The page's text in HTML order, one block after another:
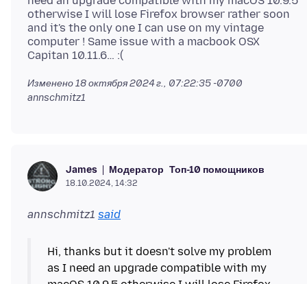
otherwise I will lose Firefox browser rather soon
and it's the only one I can use on my vintage
computer ! Same issue with a macbook OSX
Изменено18 октября 2024 г., 07:22:35 -0700
annschmitz1
James Модератор Топ-10 помощников
18.10.2024, 14:32
annschmitz1 said
Hi, thanks but it doesn't solve my problem
as I need an upgrade compatible with my